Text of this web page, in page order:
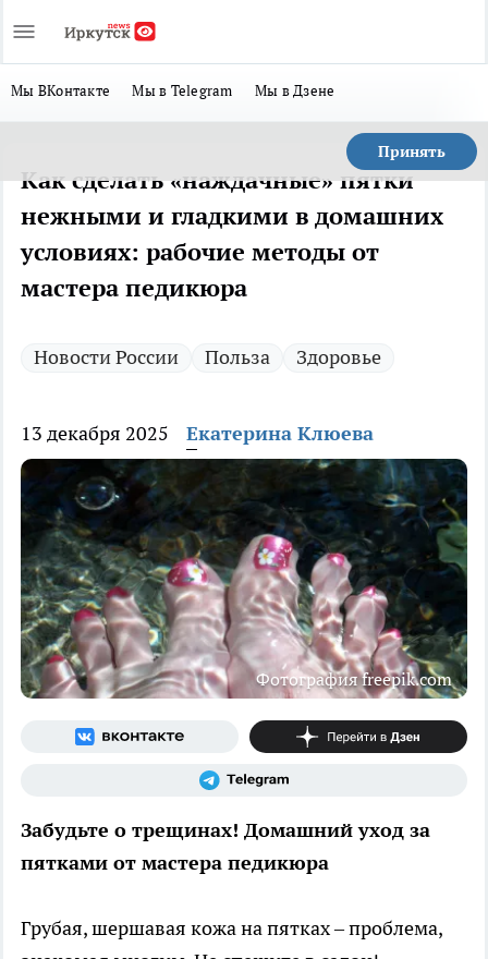
Мы ВКонтакте Мы в Telegram Мы в Дзене
Принять
Как сделать «наждачные» пятки
нежными и гладкими в домашних
условиях: рабочие методы от
мастера педикюра
Новости России Польза Здоровье
13 декабря 2025 Екатерина Клюева
Фотография freepik.com
Забудьте о трещинах! Домашний уход за
пятками от мастера педикюра
Грубая, шершавая кожа на пятках – проблема,